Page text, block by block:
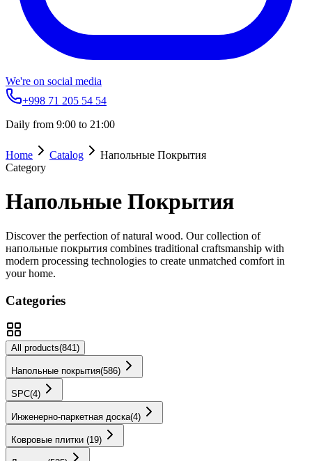
We're on social media
+998 71 205 54 54
Daily from 9:00 to 21:00
Home Catalog
Напольные Покрытия
Category
Напольные Покрытия
Discover the perfection of natural wood. Our collection of
напольные покрытия combines traditional craftsmanship with
modern processing technologies to create unmatched comfort in
your home.
Categories
All products(841)
Напольные покрытия(586)
SPС(4)
Инженерно-паркетная доска(4)
Ковровые плитки (19)